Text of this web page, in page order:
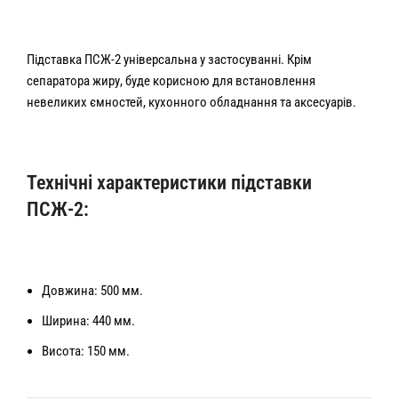
Підставка ПСЖ-2 універсальна у застосуванні. Крім
сепаратора жиру, буде корисною для встановлення
невеликих ємностей, кухонного обладнання та аксесуарів.
Технічні характеристики підставки
ПСЖ-2:
Довжина: 500 мм.
Ширина: 440 мм.
Висота: 150 мм.